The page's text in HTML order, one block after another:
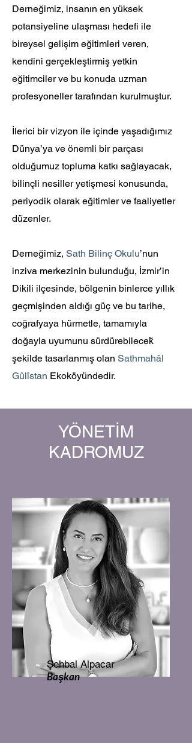
Derneğimiz, insanın en yüksek
potansiyeline ulaşması hedefi ile
bireysel gelişim eğitimleri veren,
kendini gerçekleştirmiş yetkin
eğitimciler ve bu konuda uzman
profesyoneller tarafından kurulmuştur.
İlerici bir vizyon ile içinde yaşadığımız
Dünya’ya ve önemli bir parçası
olduğumuz topluma katkı sağlayacak,
bilinçli nesiller yetişmesi konusunda,
periyodik olarak eğitimler ve faaliyetler
düzenler.
Derneğimiz, Sath Bilinç Okulu’nun
inziva merkezinin bulunduğu, İzmir’in
Dikili ilçesinde, bölgenin binlerce yıllık
geçmişinden aldığı güç ve bu tarihe,
coğrafyaya hürmetle, tamamıyla
doğayla uyumunu sürdürebilecek̆
şekilde tasarlanmış olan Sathmahâl
Gûlîstan Ekoköyündedir.
YÖNETİM
KADROMUZ
Şehbal Alpacar
Başkan